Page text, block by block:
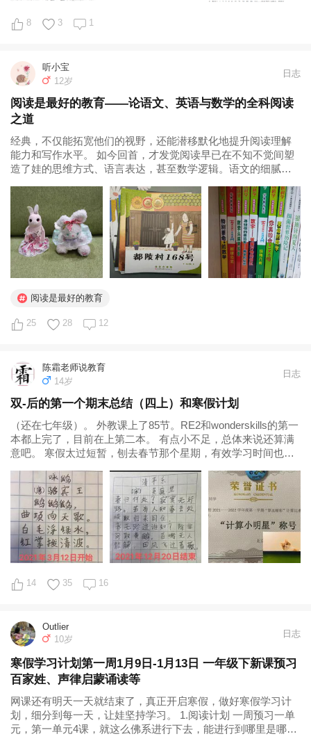
8 3 1
听小宝
12岁
日志
阅读是最好的教育——论语文、英语与数学的全科阅读
之道
经典，不仅能拓宽他们的视野，还能潜移默化地提升阅读理解
能力和写作水平。 如今回首，才发觉阅读早已在不知不觉间塑
造了娃的思维方式、语言表达，甚至数学逻辑。语文的细腻描
——阅读。 一、语文阅读：细节的滋养 语文方面的阅读，我为
娃选的多是国内外获奖的书籍...
阅读是最好的教育
25 28 12
陈霜老师说教育
14岁
日志
双-后的第一个期末总结（四上）和寒假计划
（还在七年级）。 外教课上了85节。RE2和wonderskills的第一
本都上完了，目前在上第二本。 有点小不足，总体来说还算满
意吧。 寒假太过短暂，刨去春节那个星期，有效学习时间也就
延续上学期学习进度的基础上，增加了一些假期传统项目。 语
文...
14 35 16
Outlier
10岁
日志
寒假学习计划第一周1月9日-1月13日 一年级下新课预习
百家姓、声律启蒙诵读等
网课还有明天一天就结束了，真正开启寒假，做好寒假学习计
划，细分到每一天，让娃坚持学习。 1.阅读计划 一周预习一单
元，第一单元4课，就这么佛系进行下去，能进行到哪里是哪